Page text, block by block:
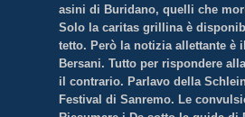
asini di Buridano, quelli che
Solo la caritas grillina è
tetto. Però la notizia allettante è
Bersani. Tutto per rispondere
il contrario. Parlavo della
Festival di Sanremo. Le